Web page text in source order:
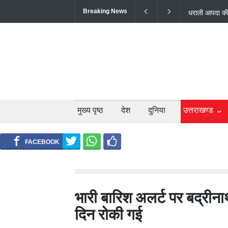
Breaking News
उत्तराखंड में
बंद; श्रद्धालु
मुख्य पृष्ठ देश दुनिया उत्तराखण्ड
भारी बारिश अलर्ट पर
दिन रोकी गई